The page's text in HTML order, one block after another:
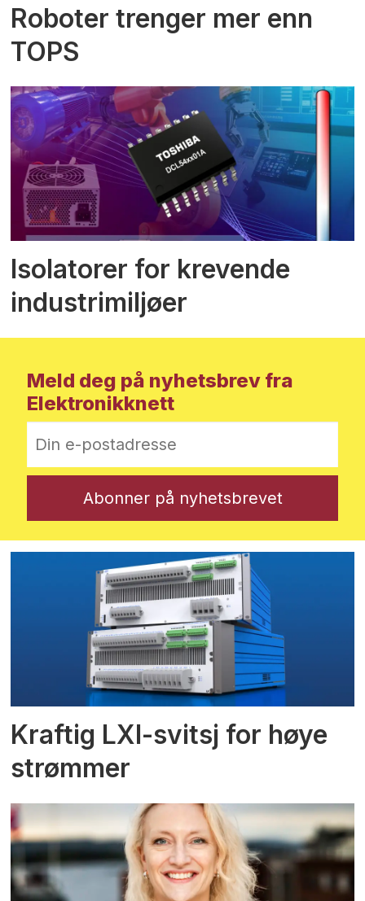
Roboter trenger mer enn
TOPS
Isolatorer for krevende
industrimiljøer
Meld deg på nyhetsbrev fra
Elektronikknett
Kraftig LXI-svitsj for høye
strømmer